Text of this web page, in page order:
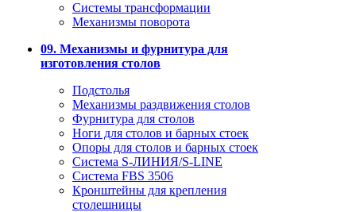
Системы трансформации
Механизмы поворота
09. Механизмы и фурнитура для
изготовления столов
Подстолья
Механизмы раздвижения столов
Фурнитура для столов
Ноги для столов и барных стоек
Опоры для столов и барных стоек
Система S-ЛИНИЯ/S-LINE
Система FBS 3506
Кронштейны для крепления
столешницы